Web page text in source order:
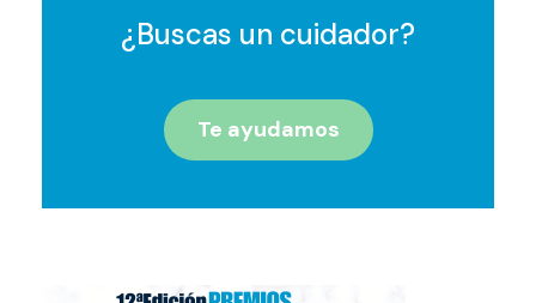
¿Buscas un cuidador?
Te ayudamos